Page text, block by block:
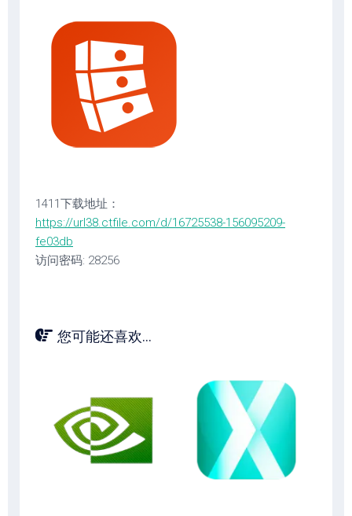
1411下载地址：
https://url38.ctfile.com/d/16725538-156095209-
fe03db
访问密码: 28256
您可能还喜欢...